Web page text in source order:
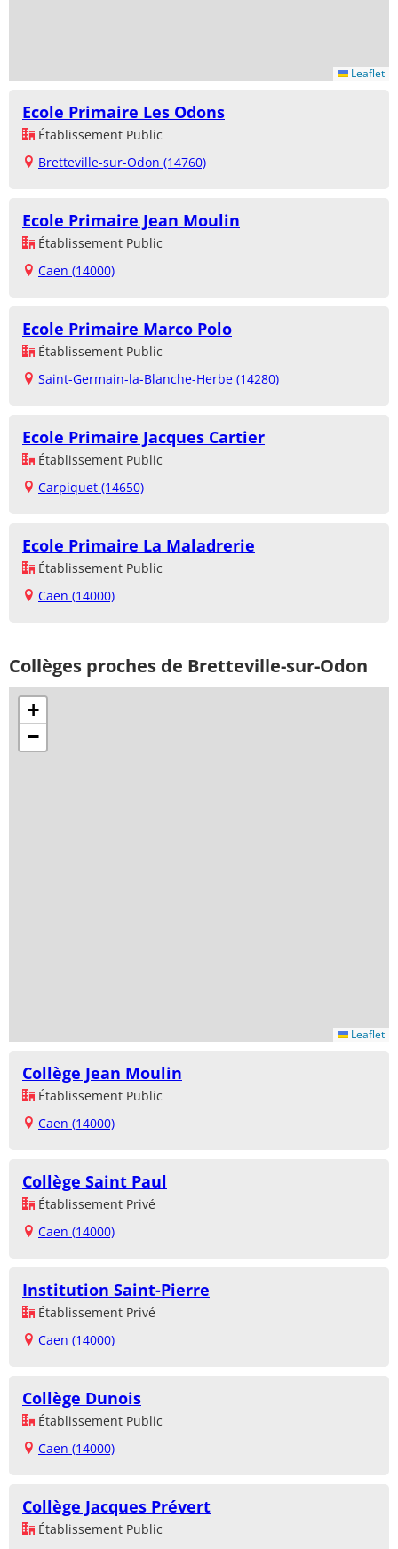
Leaflet
Ecole Primaire Les Odons
Établissement Public
Bretteville-sur-Odon (14760)
Ecole Primaire Jean Moulin
Établissement Public
Caen (14000)
Ecole Primaire Marco Polo
Établissement Public
Saint-Germain-la-Blanche-Herbe (14280)
Ecole Primaire Jacques Cartier
Établissement Public
Carpiquet (14650)
Ecole Primaire La Maladrerie
Établissement Public
Caen (14000)
Collèges proches de Bretteville-sur-Odon
+
−
Leaflet
Collège Jean Moulin
Établissement Public
Caen (14000)
Collège Saint Paul
Établissement Privé
Caen (14000)
Institution Saint-Pierre
Établissement Privé
Caen (14000)
Collège Dunois
Établissement Public
Caen (14000)
Collège Jacques Prévert
Établissement Public